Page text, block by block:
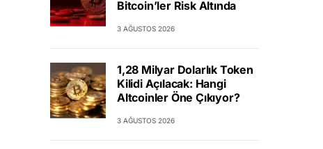
Bitcoin’ler Risk Altında
3 AĞUSTOS 2026
1,28 Milyar Dolarlık Token
Kilidi Açılacak: Hangi
Altcoinler Öne Çıkıyor?
3 AĞUSTOS 2026